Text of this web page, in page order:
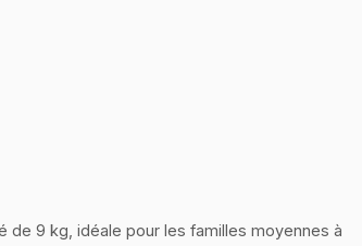
de 9 kg, idéale pour les familles moyennes à